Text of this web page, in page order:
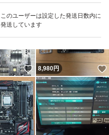
このユーザーは設定した発送日数内に
発送しています
いいね！
8,980円